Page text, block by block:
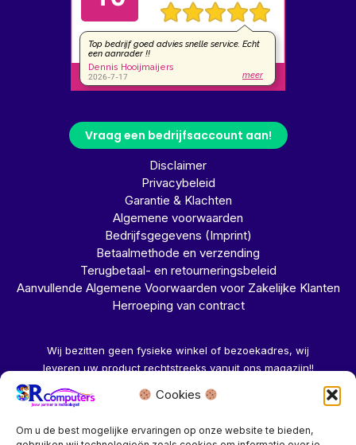
Cookies
Om u de best mogelijke ervaringen op onze website te bieden,
Vraag een bedrijfsaccount aan!
Disclaimer
Privacybeleid
Garantie & Klachten
Algemene voorwaarden
Bedrijfsgegevens (Imprint)
Betaalmethode en verzending
Terugbetaal- en retourneringsbeleid
Aanvullende Algemene Voorwaarden voor Zakelijke Klanten
Herroeping van contract
Wij bezitten geen fysieke winkel of bezoekadres, wij
leveren uw product rechtstreeks vanuit ons magazijn!!
Herroeping aanvragen →